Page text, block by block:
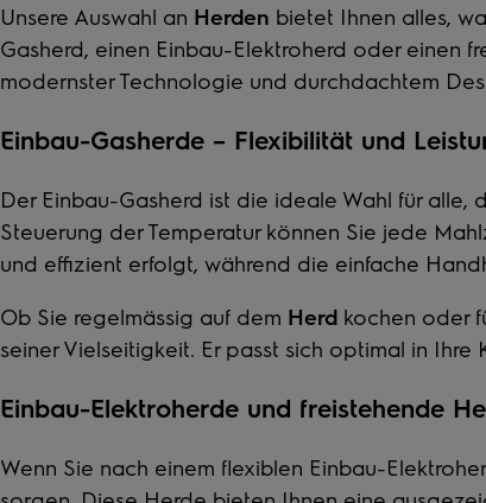
Unsere Auswahl an Herden bietet Ihnen alles,
Gasherd, einen Einbau-Elektroherd oder einen
modernster Technologie und durchdachtem
Einbau-Gasherde – Flexibilität und
Der Einbau-Gasherd ist die ideale Wahl für alle,
Steuerung der Temperatur können Sie jede
und effizient erfolgt, während die einfache
Ob Sie regelmässig auf dem Herd kochen oder
seiner Vielseitigkeit. Er passt sich optimal in
Einbau-Elektroherde und freistehende
Wenn Sie nach einem flexiblen Einbau-